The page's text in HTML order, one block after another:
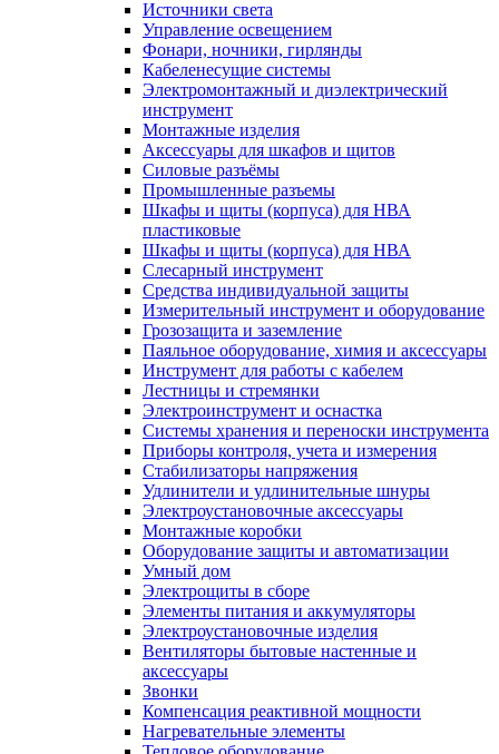
Источники света
Управление освещением
Фонари, ночники, гирлянды
Кабеленесущие системы
Электромонтажный и диэлектрический
инструмент
Монтажные изделия
Аксессуары для шкафов и щитов
Силовые разъёмы
Промышленные разъемы
Шкафы и щиты (корпуса) для НВА
пластиковые
Шкафы и щиты (корпуса) для НВА
Слесарный инструмент
Средства индивидуальной защиты
Измерительный инструмент и оборудование
Грозозащита и заземление
Паяльное оборудование, химия и аксессуары
Инструмент для работы с кабелем
Лестницы и стремянки
Электроинструмент и оснастка
Системы хранения и переноски инструмента
Приборы контроля, учета и измерения
Стабилизаторы напряжения
Удлинители и удлинительные шнуры
Электроустановочные аксессуары
Монтажные коробки
Оборудование защиты и автоматизации
Умный дом
Электрощиты в сборе
Элементы питания и аккумуляторы
Электроустановочные изделия
Вентиляторы бытовые настенные и
аксессуары
Звонки
Компенсация реактивной мощности
Нагревательные элементы